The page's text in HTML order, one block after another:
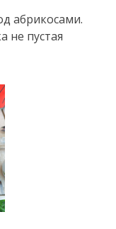
абрикосами.
не пустая